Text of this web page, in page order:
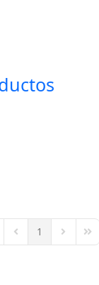
PagePrevious Page
1 Next Page